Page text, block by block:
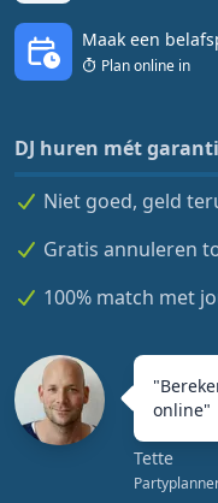
Maak een
Plan online in
DJ huren mét
Niet goed, geld
Gratis annuleren
100% match met
"
online"
Tette